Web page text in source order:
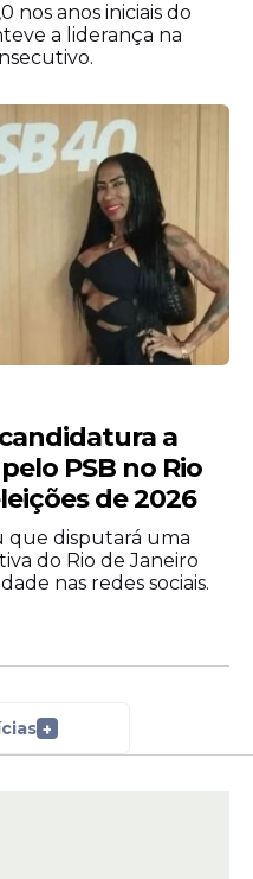
nos anos iniciais do
a liderança na
a
PSB no Rio
de 2026
que disputará uma
do Rio de Janeiro
nas redes sociais.
+